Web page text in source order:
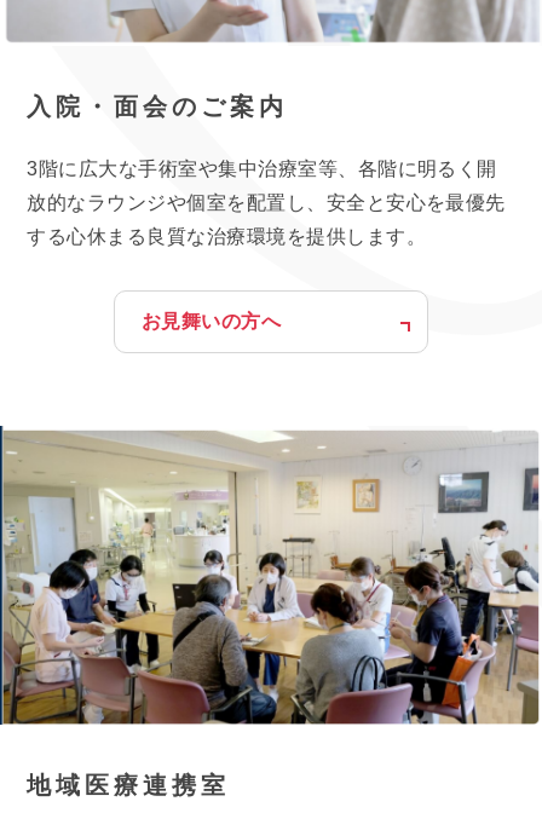
入院・面会のご案内
3階に広大な手術室や集中治療室等、各階に明るく開
放的なラウンジや個室を配置し、安全と安心を最優先
する心休まる良質な治療環境を提供します。
お見舞いの方へ
地域医療連携室